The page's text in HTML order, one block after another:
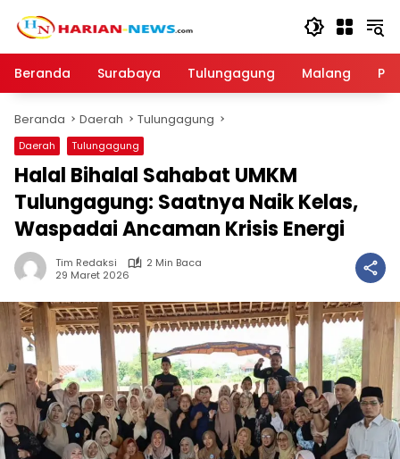
Beranda
Surabaya Tulungagung Malang
Beranda Daerah Tulungagung
Daerah Tulungagung
Halal Bihalal Sahabat UMKM
Tulungagung: Saatnya Naik Kelas,
Waspadai Ancaman Krisis Energi
Tim Redaksi
2 Min Baca
29 Maret 2026